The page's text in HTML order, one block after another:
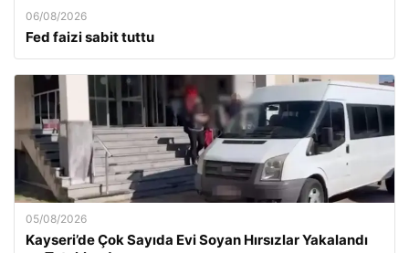
06/08/2026
Fed faizi sabit tuttu
05/08/2026
Kayseri’de Çok Sayıda Evi Soyan Hırsızlar Yakalandı